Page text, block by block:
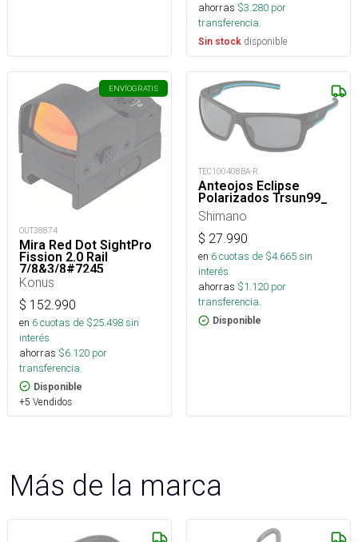
ahorras $3.280 por
transferencia.
Sin stock disponible
ENVÍOGRATIS
OUT38874
Mira Red Dot SightPro
Fission 2.0 Rail
7/8&3/8#7245
Konus
$ 152.990
en 6cuotas de $25.498sin
interés
ahorras $6.120 por
transferencia.
Disponible
+5 Vendidos
TEC100408BA-R
Anteojos Eclipse
Polarizados Trsun99_
Shimano
$ 27.990
en 6cuotas de $4.665sin
interés
ahorras $1.120 por
transferencia.
Disponible
Más de la marca